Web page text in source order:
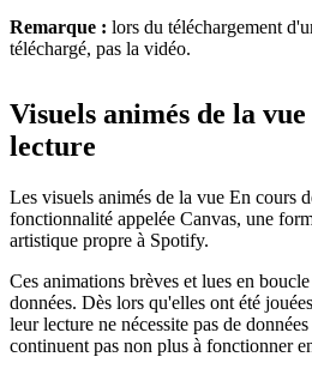
Remarque : lors du téléchargement
téléchargé, pas la vidéo.
Visuels animés de la
lecture
Les visuels animés de la vue En cours
fonctionnalité appelée Canvas, une
artistique propre à Spotify.
Ces animations brèves et lues en
données. Dès lors qu'elles ont été
leur lecture ne nécessite pas de
continuent pas non plus à fonctionner